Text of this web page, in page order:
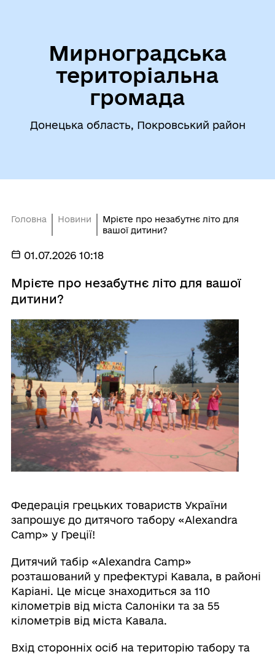
Мирноградська
територіальна
громада
Донецька область, Покровський район
Головна Новини
Мрієте про незабутнє літо для
вашої дитини?
01.07.2026 10:18
Мрієте про незабутнє літо для вашої
дитини?
Федерація грецьких товариств України
запрошує до дитячого табору «Alexandrа
Camp» у Греції!
Дитячий табір «Alexandrа Camp»
розташований у префектурі Кавала, в районі
Каріані. Це місце знаходиться за 110
кілометрів від міста Салоніки та за 55
кілометрів від міста Кавала.
Вхід сторонніх осіб на територію табору та